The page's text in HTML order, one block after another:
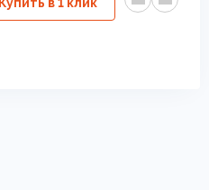
Купить в 1 клик